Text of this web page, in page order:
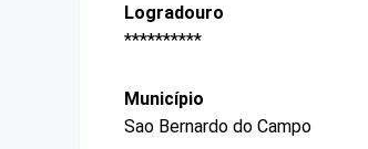
Logradouro
**********
Município
Sao Bernardo do Campo